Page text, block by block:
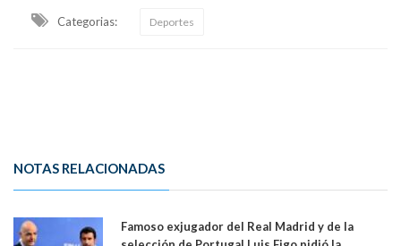
Categorias: Deportes
NOTAS RELACIONADAS
Famoso exjugador del Real Madrid y de la